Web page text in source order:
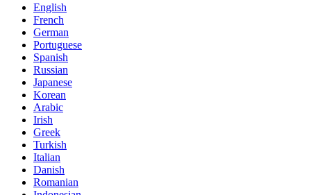
English
French
German
Portuguese
Spanish
Russian
Japanese
Korean
Arabic
Irish
Greek
Turkish
Italian
Danish
Romanian